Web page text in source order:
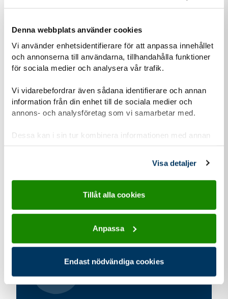
Denna webbplats använder cookies
Vi använder enhetsidentifierare för att anpassa innehållet
och annonserna till användarna, tillhandahålla funktioner
för sociala medier och analysera vår trafik.
Vi vidarebefordrar även sådana identifierare och annan
information från din enhet till de sociala medier och
annons- och analysföretag som vi samarbetar med.
Dessa kan i sin tur kombinera informationen med annan
information som du har tillhandahållit eller som de har
Visa detaljer
Tillåt alla cookies
Anpassa
Endast nödvändiga cookies
3 Steg3
Fyll i kontaktuppgifter
Personuppgiftshantering under GDPR
Vi vill att du ska känna dig trygg när du kontaktar oss.
Därför vill vi berätta om vår hantering av
personuppgifter och om dataskyddsförordningen